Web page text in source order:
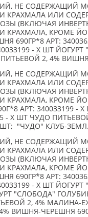
НЕ СОДЕРЖАЩИЙ
КРАХМАЛА ИЛИ
(ВКЛЮЧАЯ
КРАХМАЛА, КРОМЕ
690ГР*8 АРТ:
- X ШТ
2, 4%
НЕ СОДЕРЖАЩИЙ
КРАХМАЛА ИЛИ
(ВКЛЮЧАЯ
КРАХМАЛА, КРОМЕ
АРТ: 340033199 -
- X ШТ ЧУДО
ШТ; "ЧУДО" КЛУБ-
НЕ СОДЕРЖАЩИЙ
КРАХМАЛА ИЛИ
(ВКЛЮЧАЯ
КРАХМАЛА, КРОМЕ
690ГР*8 АРТ:
- X ШТ
"СЛОБОДА"
2, 4% МАЛИНА-
ВИШНЯ-ЧЕРЕШНЯ